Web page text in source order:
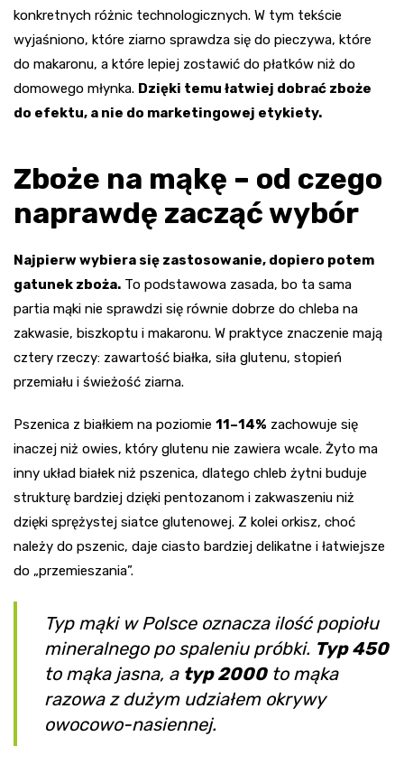
konkretnych różnic technologicznych. W tym tekście
wyjaśniono, które ziarno sprawdza się do pieczywa, które
do makaronu, a które lepiej zostawić do płatków niż do
domowego młynka. Dzięki temu łatwiej dobrać zboże
do efektu, a nie do marketingowej etykiety.
Zboże na mąkę – od czego
naprawdę zacząć wybór
Najpierw wybiera się zastosowanie, dopiero potem
gatunek zboża. To podstawowa zasada, bo ta sama
partia mąki nie sprawdzi się równie dobrze do chleba na
zakwasie, biszkoptu i makaronu. W praktyce znaczenie mają
cztery rzeczy: zawartość białka, siła glutenu, stopień
przemiału i świeżość ziarna.
Pszenica z białkiem na poziomie 11–14% zachowuje się
inaczej niż owies, który glutenu nie zawiera wcale. Żyto ma
inny układ białek niż pszenica, dlatego chleb żytni buduje
strukturę bardziej dzięki pentozanom i zakwaszeniu niż
dzięki sprężystej siatce glutenowej. Z kolei orkisz, choć
należy do pszenic, daje ciasto bardziej delikatne i łatwiejsze
do „przemieszania”.
Typ mąki w Polsce oznacza ilość popiołu
mineralnego po spaleniu próbki. Typ 450
to mąka jasna, a typ 2000to mąka
razowa z dużym udziałem okrywy
owocowo-nasiennej.